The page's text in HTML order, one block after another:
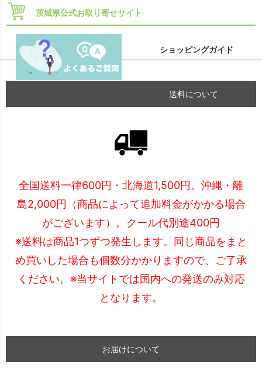
茨城県公式お取り寄せサイト
ショッピングガイド
送料について
全国送料一律600円・北海道1,500円、沖縄・離
島2,000円（商品によって追加料金がかかる場合
がございます）。クール代別途400円
※送料は商品1つずつ発生します。同じ商品をまと
め買いした場合も個数分かかりますので、ご了承
ください。※当サイトでは国内への発送のみ対応
となります。
お届けについて